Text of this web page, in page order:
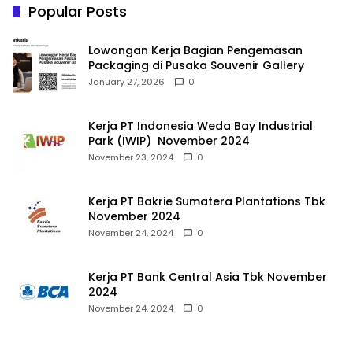
Popular Posts
Lowongan Kerja Bagian Pengemasan
Packaging di Pusaka Souvenir Gallery
January 27, 2026 0
Kerja PT Indonesia Weda Bay Industrial
Park (IWIP) November 2024
November 23, 2024 0
Kerja PT Bakrie Sumatera Plantations Tbk
November 2024
November 24, 2024 0
Kerja PT Bank Central Asia Tbk November
2024
November 24, 2024 0